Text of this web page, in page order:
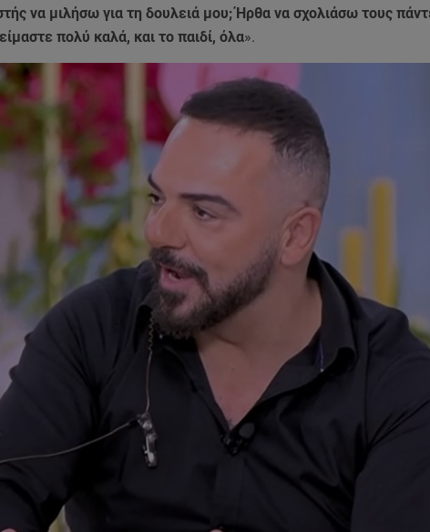
να μιλήσω για τη δουλειά μου; Ήρθα να σχολιάσω τους
πολύ καλά, και το παιδί, όλα».